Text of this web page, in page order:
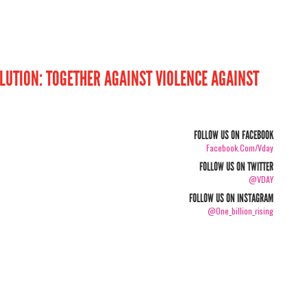
TOGETHER AGAINST VIOLENCE AGAINST
FOLLOW US ON FACEBOOK
Facebook.com/vday
FOLLOW US ON TWITTER
@VDAY
FOLLOW US ON INSTAGRAM
@one_billion_rising